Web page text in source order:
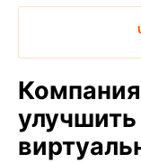
улучшить